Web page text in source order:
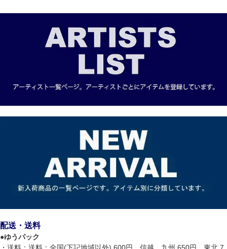
配送・送料
●ゆうパック
・送料：送料：全国(下記地域以外) 600円、信越、九州 650円、東北 7